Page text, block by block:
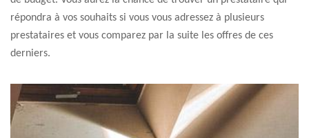
répondra à vos souhaits si vous vous adressez à plusieurs
prestataires et vous comparez par la suite les offres de ces
derniers.